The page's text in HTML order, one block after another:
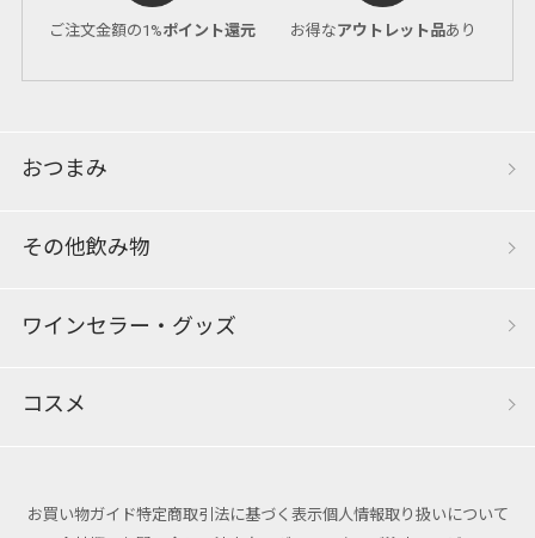
ご注文金額の1%ポイント還元 お得なアウトレット品あり
おつまみ
その他飲み物
ワインセラー・グッズ
コスメ
お買い物ガイド特定商取引法に基づく表示個人情報取り扱いについて